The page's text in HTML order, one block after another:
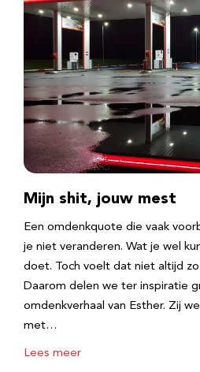
Mijn shit, jouw mest
Een omdenkquote die vaak
je niet veranderen. Wat je wel
doet. Toch voelt dat niet altijd
Daarom delen we ter inspiratie
omdenkverhaal van Esther. Zij
met…
Lees meer